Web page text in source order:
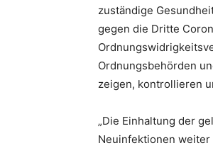
zuständige
gegen die Dritte
Ordnungsbehörden
zeigen, kontrollieren
„Die Einhaltung der
Neuinfektionen weiter